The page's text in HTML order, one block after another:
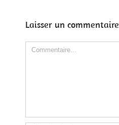
Laisser un commentaire
Comment